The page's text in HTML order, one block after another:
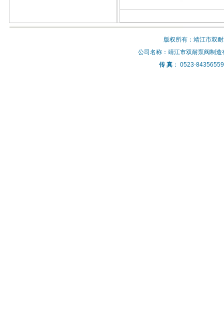
版权所有：靖江市双
公司名称：靖江市双耐泵阀制
传 真： 0523-